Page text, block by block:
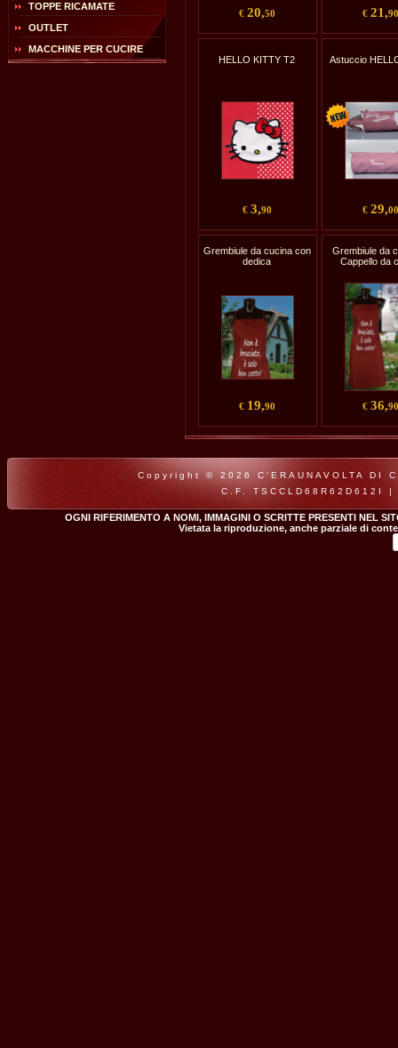
TOPPE RICAMATE
OUTLET
MACCHINE PER CUCIRE
€ 20,50 € 21,90
HELLO KITTY T2
€ 3,90
Astuccio
€ 29,00
Grembiule da cucina con
dedica
€ 19,90
Grembiule da
Cappello da
€ 36,90
Copyright © 2026 C'ERAUNAVOLTA
C.F. TSCCLD68R62D612I
OGNI RIFERIMENTO A NOMI, IMMAGINI O SCRITTE PRESENTI NEL
Vietata la riproduzione, anche parziale di